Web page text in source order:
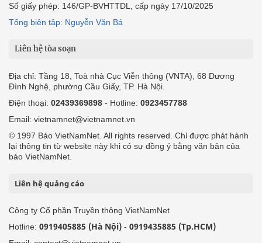
Số giấy phép: 146/GP-BVHTTDL, cấp ngày 17/10/2025
Tổng biên tập: Nguyễn Văn Bá
Liên hệ tòa soạn
Địa chỉ: Tầng 18, Toà nhà Cục Viễn thông (VNTA), 68 Dương
Đình Nghệ, phường Cầu Giấy, TP. Hà Nội.
Điện thoại: 02439369898 - Hotline: 0923457788
Email: vietnamnet@vietnamnet.vn
© 1997 Báo VietNamNet. All rights reserved. Chỉ được phát hành
lại thông tin từ website này khi có sự đồng ý bằng văn bản của
báo VietNamNet.
Liên hệ quảng cáo
Công ty Cổ phần Truyền thông VietNamNet
Hotline: 0919405885 (Hà Nội) - 0919435885 (Tp.HCM)